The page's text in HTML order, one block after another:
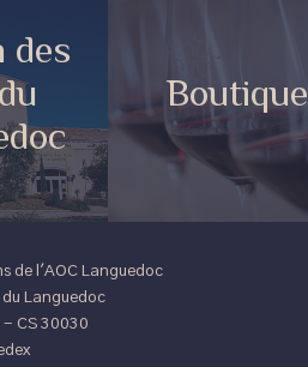
des
Boutique
de l'AOC Languedoc
du Languedoc
- CS 30030